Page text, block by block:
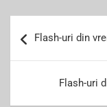
o
o
k
navigation
Flash-uri din
Flash-uri